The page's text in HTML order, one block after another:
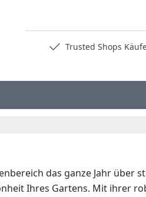
Trusted Shops
das ganze Jahr über
Ihres Gartens. Mit ihrer